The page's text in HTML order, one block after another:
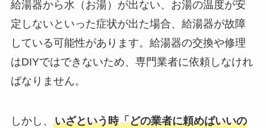
給湯器から水（お湯）が出ない、お湯の温度が安
定しないといった症状が出た場合、給湯器が故障
している可能性があります。給湯器の交換や修理
はDIYではできないため、専門業者に依頼しなけれ
ばなりません。
しかし、 いざという時「どの業者に頼めばいいの